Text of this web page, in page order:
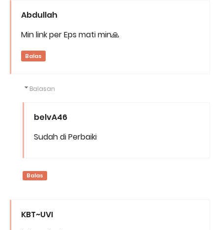
Abdullah
Min link per Eps mati min🙏
Balas
Balasan
belvA46
Sudah di Perbaiki
Balas
KBT~UVI